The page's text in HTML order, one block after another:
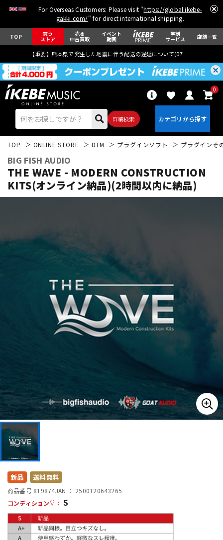
For Overseas Customers: Please visit "https://global.ikebe-
gakki.com/" for direct international shipping.
TOP 買う
ストア
売る
中古買取
イベント
動画
学割
サービス 店舗一覧
【重要】熊本県で発生した地震に伴う配送の遅延について(07月29日
詳細検索
0
ベース
パーカッション
キーボード 電子ピアノ
アンプ
DJ機器
配信/ライブ機器
中古 ヴィンテージ
TOP ONLINE STORE DTM プラグインソフト プラグインそ
BIG FISH AUDIO
THE WAVE - MODERN CONSTRUCTION
KITS(オンライン納品)(2時間以内に納品)
新品 送料無料
商品番号 819874JAN ： 2500120643265
コンディション
： S